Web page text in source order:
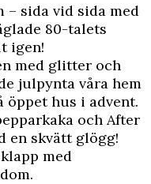
sida vid sida med
80-talets
igen!
med glitter och
julpynta våra hem
hus i advent.
och After
en skvätt glögg!
med